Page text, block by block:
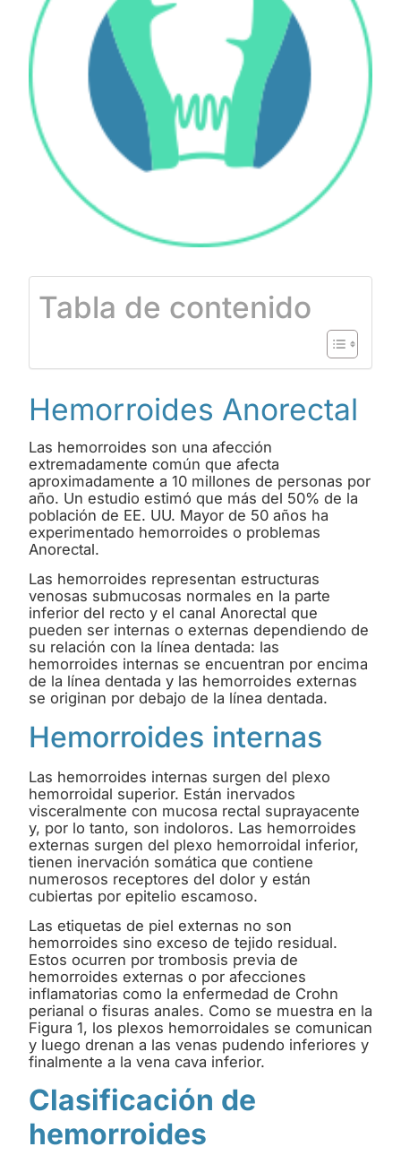
Tabla de contenido
Hemorroides Anorectal
Las hemorroides son una afección
extremadamente común que afecta
aproximadamente a 10 millones de personas por
año. Un estudio estimó que más del 50% de la
población de EE. UU. Mayor de 50 años ha
experimentado hemorroides o problemas
Anorectal.
Las hemorroides representan estructuras
venosas submucosas normales en la parte
inferior del recto y el canal Anorectal que
pueden ser internas o externas dependiendo de
su relación con la línea dentada: las
hemorroides internas se encuentran por encima
de la línea dentada y las hemorroides externas
se originan por debajo de la línea dentada.
Hemorroides internas
Las hemorroides internas surgen del plexo
hemorroidal superior. Están inervados
visceralmente con mucosa rectal suprayacente
y, por lo tanto, son indoloros. Las hemorroides
externas surgen del plexo hemorroidal inferior,
tienen inervación somática que contiene
numerosos receptores del dolor y están
cubiertas por epitelio escamoso.
Las etiquetas de piel externas no son
hemorroides sino exceso de tejido residual.
Estos ocurren por trombosis previa de
hemorroides externas o por afecciones
inflamatorias como la enfermedad de Crohn
perianal o fisuras anales. Como se muestra en la
Figura 1, los plexos hemorroidales se comunican
y luego drenan a las venas pudendo inferiores y
finalmente a la vena cava inferior.
Clasificación de
hemorroides